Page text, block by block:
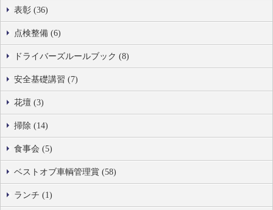
表彰 (36)
点検整備 (6)
ドライバーズルールブック (8)
安全基礎講習 (7)
花壇 (3)
掃除 (14)
食事会 (5)
ベストオブ車輌管理賞 (58)
ランチ (1)